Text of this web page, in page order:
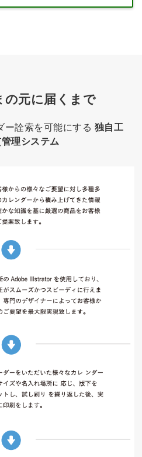
の元に届くまで
ー詮索を可能にする 独自工
理システム